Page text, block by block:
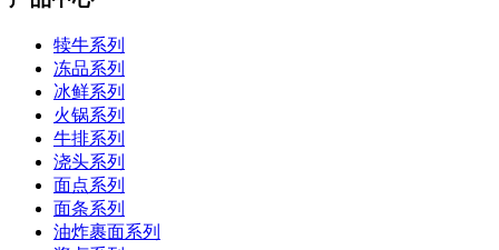
犊牛系列
冻品系列
冰鲜系列
火锅系列
牛排系列
浇头系列
面点系列
面条系列
油炸裹面系列